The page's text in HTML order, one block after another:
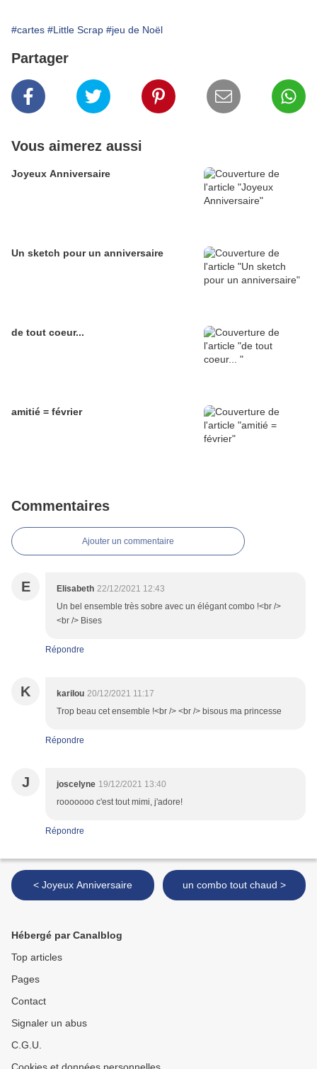
#cartes #Little Scrap #jeu de Noël
Partager
Vous aimerez aussi
Joyeux Anniversaire
Un sketch pour un anniversaire
de tout coeur...
amitié = février
Commentaires
Ajouter un commentaire
E Elisabeth 22/12/2021 12:43
Un bel ensemble très sobre avec un élégant combo !<br />
<br /> Bises
Répondre
K karilou 20/12/2021 11:17
Trop beau cet ensemble !<br /> <br /> bisous ma princesse
Répondre
J joscelyne 19/12/2021 13:40
rooooooo c'est tout mimi, j'adore!
Répondre
< Joyeux Anniversaire un combo tout chaud >
Hébergé par Canalblog
Top articles
Pages
Contact
Signaler un abus
C.G.U.